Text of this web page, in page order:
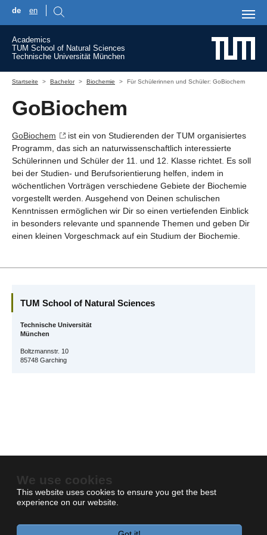
de en
We use cookies
This website uses cookies to ensure you get the best
experience on our website.
Academics
TUM School of Natural Sciences
Technische Universität München
Startseite
Bachelor Biochemie Für Schülerinnen und Schüler: GoBiochem
GoBiochem
GoBiochem
ist ein von Studierenden der TUM organisiertes
Programm, das sich an naturwissenschaftlich interessierte
Schülerinnen und Schüler der 11. und 12. Klasse richtet. Es soll
bei der Studien- und Berufsorientierung helfen, indem in
wöchentlichen Vorträgen verschiedene Gebiete der Biochemie
vorgestellt werden. Ausgehend von Deinen schulischen
Kenntnissen ermöglichen wir Dir so einen vertiefenden Einblick
in besonders relevante und spannende Themen und geben Dir
einen kleinen Vorgeschmack auf ein Studium der Biochemie.
TUM School of Natural Sciences
Technische Universität
München
Boltzmannstr. 10
85748 Garching